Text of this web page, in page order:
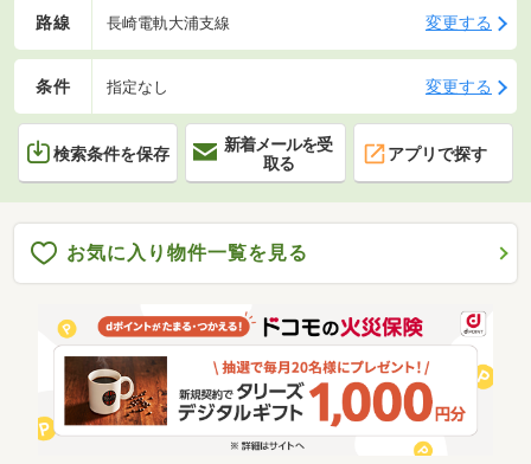
路線 長崎電軌大浦支線 変更する
条件 指定なし 変更する
検索条件を保存
新着メールを受
取る
アプリで探す
お気に入り物件一覧を見る